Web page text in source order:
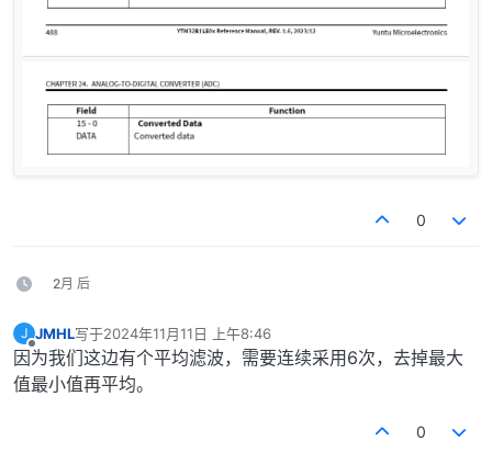
0
2月 后
J
离线
JMHL写于2024年11月11日 上午8:46
最后由 编辑
因为我们这边有个平均滤波，需要连续采用6次，去掉最大
值最小值再平均。
0